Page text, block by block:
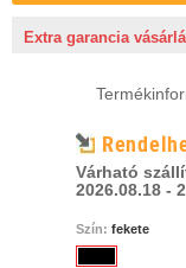
Extra garancia
Várható
2026.08.18 -
Szín: fekete